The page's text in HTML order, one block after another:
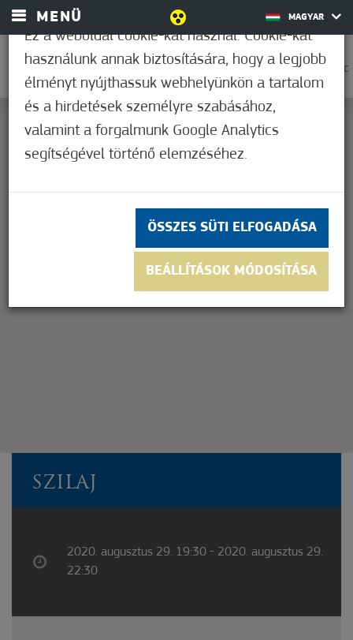
MENÜ MAGYAR
0
27,9°C
This page can't load Google Maps correctly.
Do you own this website? OK
SZILAJ
2020. augusztus 29. 19:30 - 2020. augusztus 29.
22:30
Ez a weboldal cookie-kat használ. Cookie-kat
használunk annak biztosítására, hogy a legjobb
élményt nyújthassuk webhelyünkön a tartalom
és a hirdetések személyre szabásához,
valamint a forgalmunk Google Analytics
segítségével történő elemzéséhez.
ÖSSZES SÜTI ELFOGADÁSA
BEÁLLÍTÁSOK MÓDOSÍTÁSA